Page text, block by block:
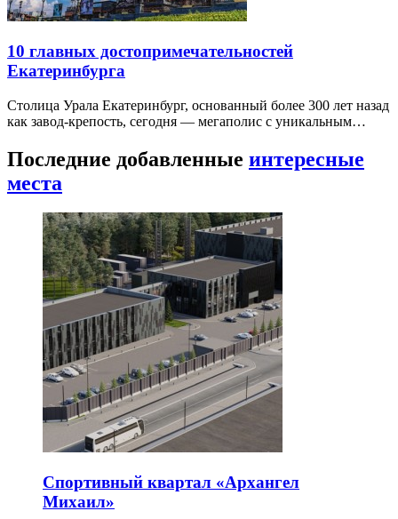
10 главных достопримечательностей
Екатеринбурга
Столица Урала Екатеринбург, основанный более 300 лет назад
как завод-крепость, сегодня — мегаполис с уникальным…
Последние добавленные интересные
места
Спортивный квартал «Архангел
Михаил»